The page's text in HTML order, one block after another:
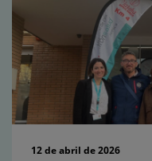
12 de abril de 2026